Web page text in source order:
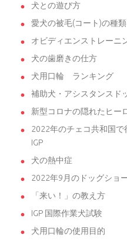
犬との遊び方
愛犬の被毛(コート)の種
オビディエンストレーニ
犬の歯磨きの仕方
犬用口輪 ランキング
補助犬・アシスタンスド
新型コロナの隠れたヒー
2022年のチェコ共和国で
IGP
犬の熱中症
2022年9月のドッグショ
「来い！」の教え方
IGP 国際作業犬試験
犬用口輪の使用目的